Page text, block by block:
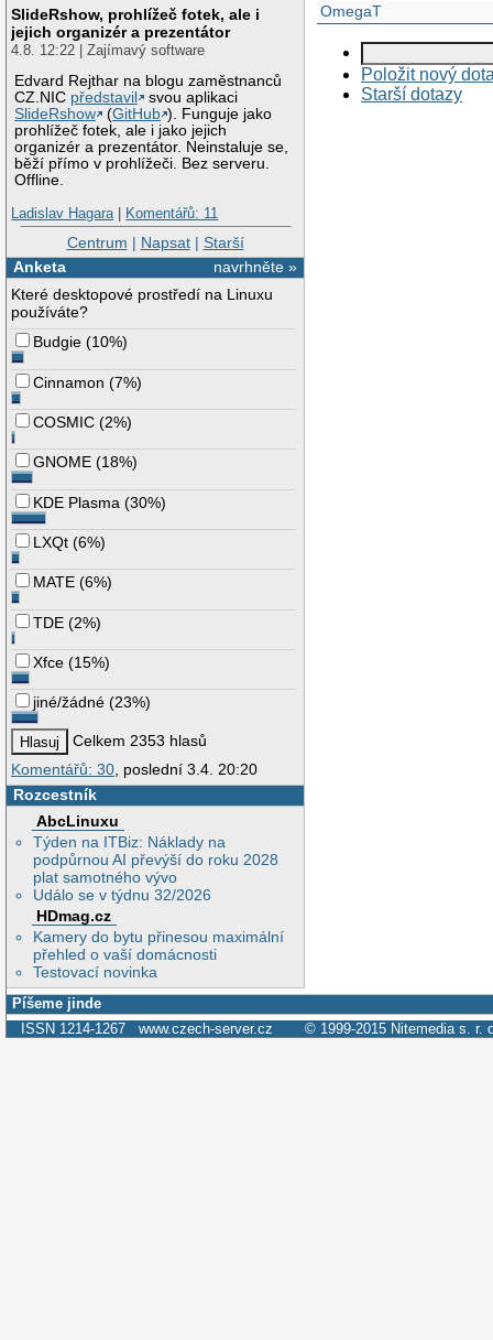
SlideRshow, prohlížeč fotek, ale i
jejich organizér a prezentátor
4.8. 12:22 | Zajímavý software
Edvard Rejthar na blogu zaměstnanců
CZ.NIC představil
svou aplikaci
SlideRshow
(GitHub ). Funguje jako
prohlížeč fotek, ale i jako jejich
organizér a prezentátor. Neinstaluje se,
běží přímo v prohlížeči. Bez serveru.
Offline.
Ladislav Hagara| Komentářů: 11
Centrum | Napsat| Starší
navrhněte »
Anketa
Které desktopové prostředí na Linuxu
používáte?
Budgie (10%)
Cinnamon (7%)
COSMIC (2%)
GNOME (18%)
KDE Plasma (30%)
LXQt (6%)
MATE (6%)
TDE (2%)
Xfce (15%)
jiné/žádné (23%)
Celkem 2353 hlasů
Komentářů: 30 , poslední 3.4. 20:20
Rozcestník
AbcLinuxu
Týden na ITBiz: Náklady na
podpůrnou AI převýší do roku 2028
plat samotného vývo
Událo se v týdnu 32/2026
HDmag.cz
Kamery do bytu přinesou maximální
přehled o vaší domácnosti
Testovací novinka
OmegaT
Položit nový
Starší dotazy
Píšeme jinde
ISSN 1214-1267 www.czech-server.cz © 1999-2015 Nitemedia s. r.